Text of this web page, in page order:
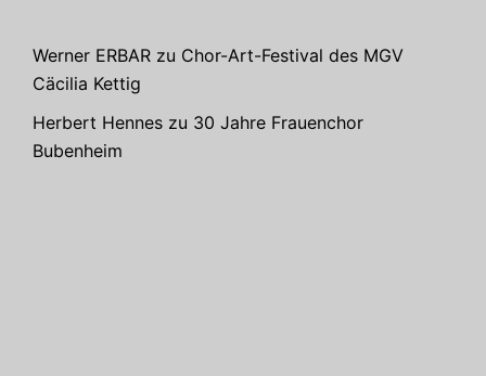
Werner ERBAR zu Chor-Art-Festival des MGV
Cäcilia Kettig
Herbert Hennes zu 30 Jahre Frauenchor
Bubenheim